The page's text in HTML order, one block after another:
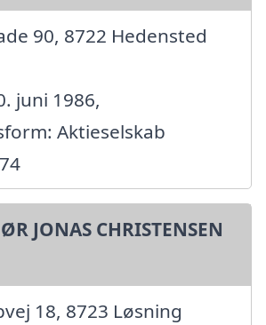
90, 8722 Hedensted
juni 1986,
Aktieselskab
JONAS CHRISTENSEN
18, 8723 Løsning